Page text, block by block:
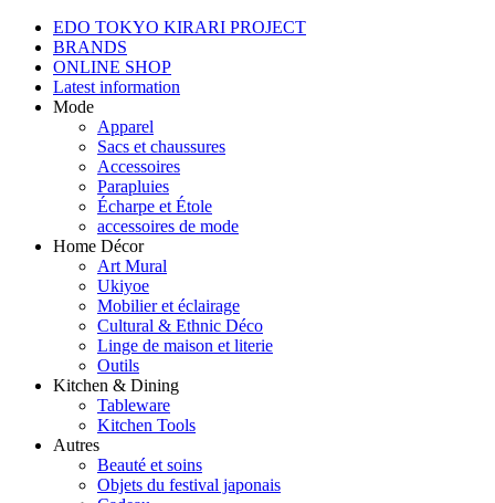
EDO TOKYO KIRARI PROJECT
BRANDS
ONLINE SHOP
Latest information
Mode
Apparel
Sacs et chaussures
Accessoires
Parapluies
Écharpe et Étole
accessoires de mode
Home Décor
Art Mural
Ukiyoe
Mobilier et éclairage
Cultural & Ethnic Déco
Linge de maison et literie
Outils
Kitchen & Dining
Tableware
Kitchen Tools
Autres
Beauté et soins
Objets du festival japonais